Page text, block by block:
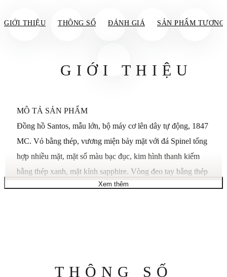
GIỚI THIỆU THÔNG SỐ ĐÁNH GIÁ SẢN PHẨM TƯƠNG
GIỚI THIỆU
MÔ TẢ SẢN PHẨM
Đồng hồ Santos, mẫu lớn, bộ máy cơ lên dây tự động, 1847
MC. Vỏ bằng thép, vương miện bảy mặt với đá Spinel tổng
hợp nhiều mặt, mặt số màu bạc đục, kim hình thanh kiếm
bằng thép xanh, mặt kính sapphire. Vòng đeo tay bằng thép
với hệ thống thay đổi kích thước “SmartLink”. Vòng đeo
Xem thêm
THÔNG SỐ